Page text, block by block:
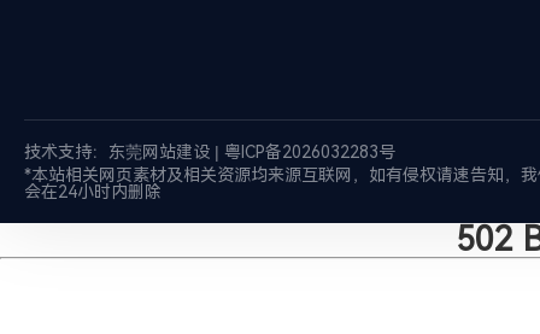
技术支持： 东莞网站建设| 粤ICP备2026032283号
*本站相关网页素材及相关资源均来源互联网，如有侵权请速告知，
会在24小时内删除
502